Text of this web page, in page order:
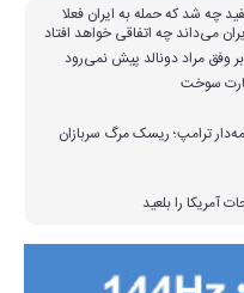
چه شد که حمله به ایران فعلا
می‌داند چه اتفاقی خواهد افتاد
وفق مراد دونالد پیش نمی‌رود
ترامپ؛ ریسک مرگ سربازان
آمریکا را بلعید